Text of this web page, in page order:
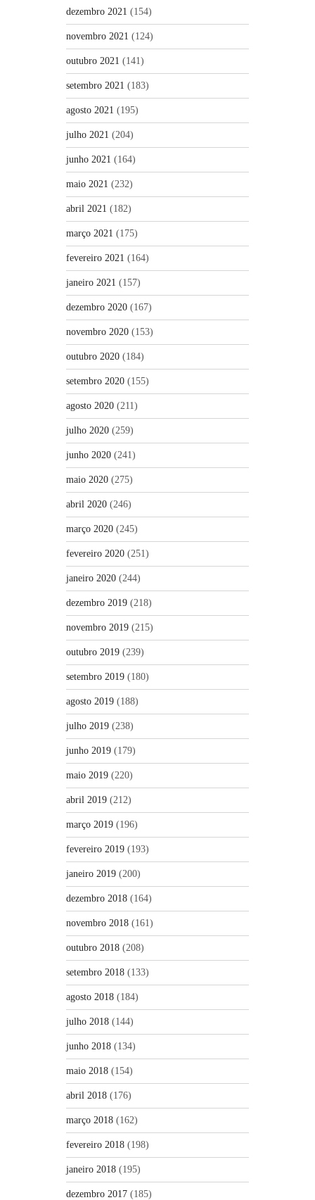
dezembro 2021 (154)
novembro 2021 (124)
outubro 2021 (141)
setembro 2021 (183)
agosto 2021 (195)
julho 2021 (204)
junho 2021 (164)
maio 2021 (232)
abril 2021 (182)
março 2021 (175)
fevereiro 2021 (164)
janeiro 2021 (157)
dezembro 2020 (167)
novembro 2020 (153)
outubro 2020 (184)
setembro 2020 (155)
agosto 2020 (211)
julho 2020 (259)
junho 2020 (241)
maio 2020 (275)
abril 2020 (246)
março 2020 (245)
fevereiro 2020 (251)
janeiro 2020 (244)
dezembro 2019 (218)
novembro 2019 (215)
outubro 2019 (239)
setembro 2019 (180)
agosto 2019 (188)
julho 2019 (238)
junho 2019 (179)
maio 2019 (220)
abril 2019 (212)
março 2019 (196)
fevereiro 2019 (193)
janeiro 2019 (200)
dezembro 2018 (164)
novembro 2018 (161)
outubro 2018 (208)
setembro 2018 (133)
agosto 2018 (184)
julho 2018 (144)
junho 2018 (134)
maio 2018 (154)
abril 2018 (176)
março 2018 (162)
fevereiro 2018 (198)
janeiro 2018 (195)
dezembro 2017 (185)